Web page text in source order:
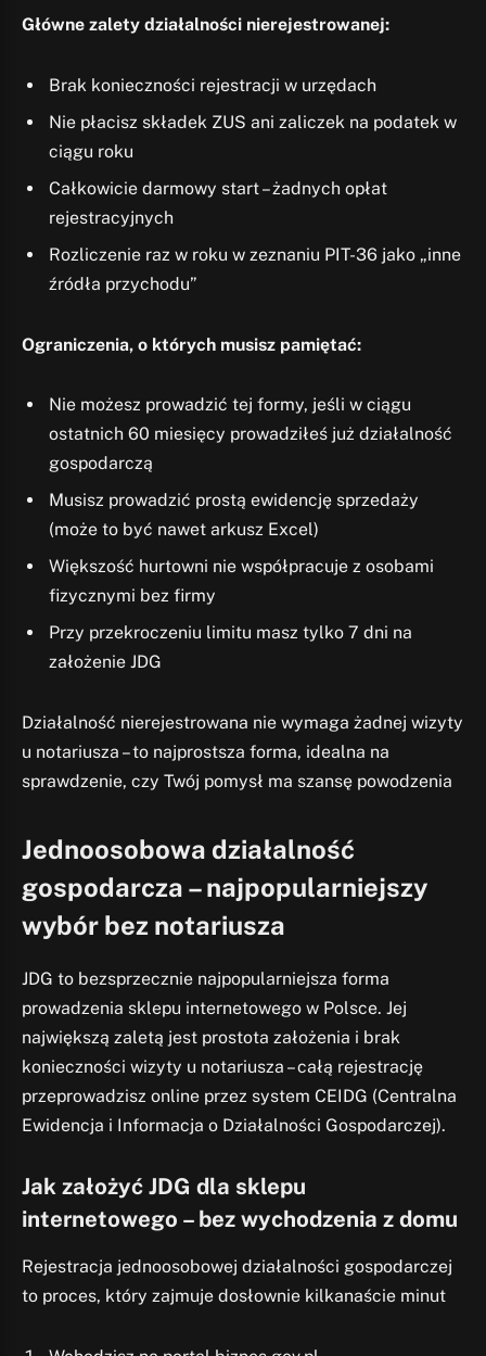
Główne zalety działalności nierejestrowanej:
Brak konieczności rejestracji w urzędach
Nie płacisz składek ZUS ani zaliczek na podatek w
ciągu roku
Całkowicie darmowy start – żadnych opłat
rejestracyjnych
Rozliczenie raz w roku w zeznaniu PIT-36 jako „inne
źródła przychodu”
Ograniczenia, o których musisz pamiętać:
Nie możesz prowadzić tej formy, jeśli w ciągu
ostatnich 60 miesięcy prowadziłeś już działalność
gospodarczą
Musisz prowadzić prostą ewidencję sprzedaży
(może to być nawet arkusz Excel)
Większość hurtowni nie współpracuje z osobami
fizycznymi bez firmy
Przy przekroczeniu limitu masz tylko 7 dni na
założenie JDG
Działalność nierejestrowana nie wymaga żadnej wizyty
u notariusza – to najprostsza forma, idealna na
sprawdzenie, czy Twój pomysł ma szansę powodzenia
Jednoosobowa działalność
gospodarcza – najpopularniejszy
wybór bez notariusza
JDG to bezsprzecznie najpopularniejsza forma
prowadzenia sklepu internetowego w Polsce. Jej
największą zaletą jest prostota założenia i brak
konieczności wizyty u notariusza – całą rejestrację
przeprowadzisz online przez system CEIDG (Centralna
Ewidencja i Informacja o Działalności Gospodarczej).
Jak założyć JDG dla sklepu
internetowego – bez wychodzenia z domu
Rejestracja jednoosobowej działalności gospodarczej
to proces, który zajmuje dosłownie kilkanaście minut